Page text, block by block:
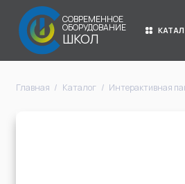
СОВРЕМЕННОЕ
ОБОРУДОВАНИЕ
ШКОЛ
Главная Каталог Интерактивная